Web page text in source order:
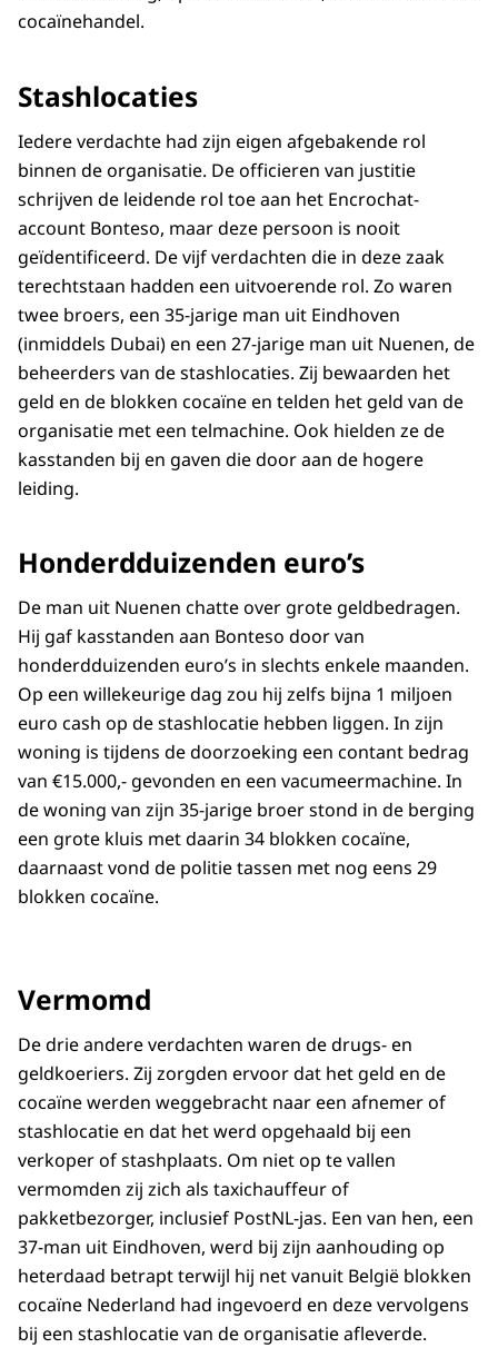
cocaïnehandel.
Stashlocaties
Iedere verdachte had zijn eigen afgebakende rol
binnen de organisatie. De officieren van justitie
schrijven de leidende rol toe aan het Encrochat-
account Bonteso, maar deze persoon is nooit
geïdentificeerd. De vijf verdachten die in deze zaak
terechtstaan hadden een uitvoerende rol. Zo waren
twee broers, een 35-jarige man uit Eindhoven
(inmiddels Dubai) en een 27-jarige man uit Nuenen, de
beheerders van de stashlocaties. Zij bewaarden het
geld en de blokken cocaïne en telden het geld van de
organisatie met een telmachine. Ook hielden ze de
kasstanden bij en gaven die door aan de hogere
leiding.
Honderdduizenden euro’s
De man uit Nuenen chatte over grote geldbedragen.
Hij gaf kasstanden aan Bonteso door van
honderdduizenden euro’s in slechts enkele maanden.
Op een willekeurige dag zou hij zelfs bijna 1 miljoen
euro cash op de stashlocatie hebben liggen. In zijn
woning is tijdens de doorzoeking een contant bedrag
van €15.000,- gevonden en een vacumeermachine. In
de woning van zijn 35-jarige broer stond in de berging
een grote kluis met daarin 34 blokken cocaïne,
daarnaast vond de politie tassen met nog eens 29
blokken cocaïne.
Vermomd
De drie andere verdachten waren de drugs- en
geldkoeriers. Zij zorgden ervoor dat het geld en de
cocaïne werden weggebracht naar een afnemer of
stashlocatie en dat het werd opgehaald bij een
verkoper of stashplaats. Om niet op te vallen
vermomden zij zich als taxichauffeur of
pakketbezorger, inclusief PostNL-jas. Een van hen, een
37-man uit Eindhoven, werd bij zijn aanhouding op
heterdaad betrapt terwijl hij net vanuit België blokken
cocaïne Nederland had ingevoerd en deze vervolgens
bij een stashlocatie van de organisatie afleverde.